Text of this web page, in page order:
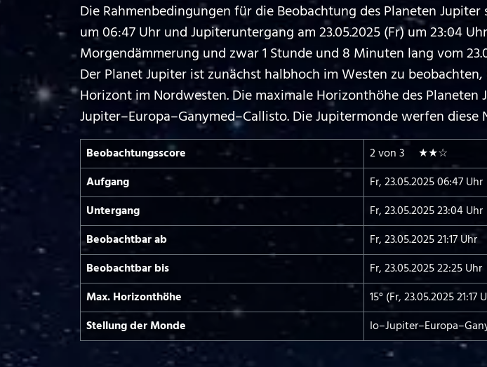
Die Rahmenbedingungen für die Beobachtung des Planeten
um 06:47 Uhr und Jupiteruntergang am 23.05.2025 (Fr) um 23:04
Morgendämmerung und zwar 1 Stunde und 8 Minuten lang vom
Der Planet Jupiter ist zunächst halbhoch im Westen zu
Horizont im Nordwesten. Die maximale Horizonthöhe des
Jupiter–Europa–Ganymed–Callisto. Die Jupitermonde werfen
Beobachtungs­score
2 von 3 ★★☆
Aufgang
Fr, 23.05.2025 06:47 Uhr
Untergang
Fr, 23.05.2025 23:04 Uhr
Beobachtbar ab
Fr, 23.05.2025 21:17 Uhr
Beobachtbar bis
Fr, 23.05.2025 22:25 Uhr
Max. Horizont­höhe
15° (Fr, 23.05.2025 21:17
Stellung der Monde